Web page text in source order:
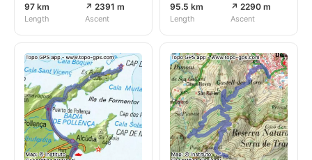
97 km
Length
↗ 2391 m
Ascent
95.5 km
Length
↗ 2290 m
Ascent